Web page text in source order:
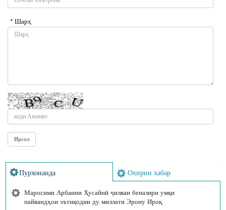
* Шарҳ
Пурхонанда Охирин хабар
Маросими Арбаини Ҳусайнӣ ҷилваи беназири умқи
пайвандҳои эътиқодии ду миллати Эрону Ироқ